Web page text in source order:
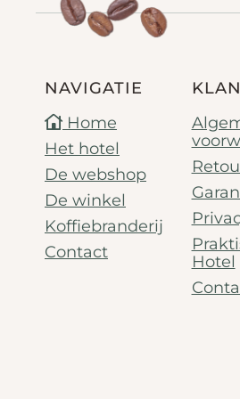
NAVIGATIE
Home
Het hotel
De webshop
De winkel
Koffiebranderij
Contact
Hotel